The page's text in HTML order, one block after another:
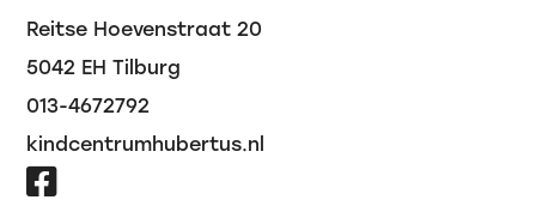
Reitse Hoevenstraat 20
5042 EH Tilburg
013-4672792
kindcentrumhubertus.nl
